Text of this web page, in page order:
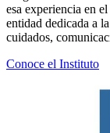
esa experiencia en
entidad dedicada a
cuidados,
Conoce el Instituto